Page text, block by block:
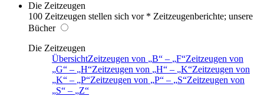
Die Zeitzeugen
100 Zeitzeugen stellen sich vor * Zeitzeugenberichte; unsere
Bücher
Die Zeitzeugen
ÜbersichtZeitzeugen von B – F Zeitzeugen von
G
– H Zeitzeugen von H – K Zeitzeugen von
K
– P Zeitzeugen von P – S Zeitzeugen von
S
–
Z